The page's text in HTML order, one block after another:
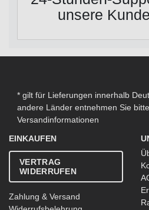
unsere
* gilt für Lieferungen innerhalb
andere Länder entnehmen Sie
Versandinformationen
EINKAUFEN
VERTRAG
WIDERRUFEN
Zahlung & Versand